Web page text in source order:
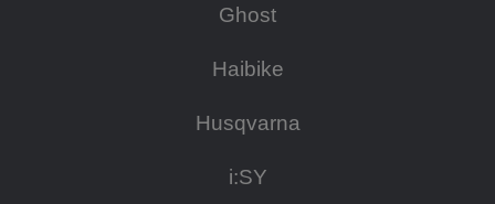
Ghost
Haibike
Husqvarna
i:SY